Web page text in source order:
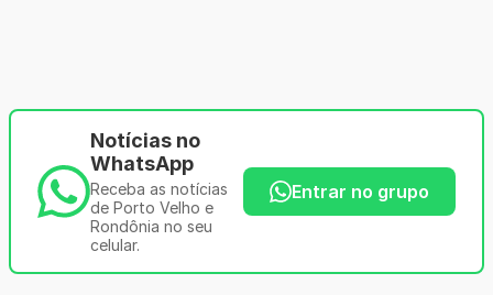
Notícias no
WhatsApp
Receba as notícias
de Porto Velho e
Rondônia no seu
celular.
Entrar no grupo